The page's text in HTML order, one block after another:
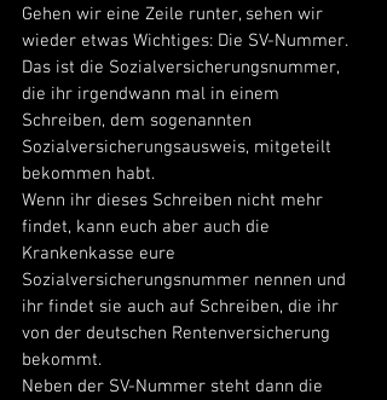
Gehen wir eine Zeile runter, sehen wir
wieder etwas Wichtiges: Die SV-Nummer.
Das ist die Sozialversicherungsnummer,
die ihr irgendwann mal in einem
Schreiben, dem sogenannten
Sozialversicherungsausweis, mitgeteilt
bekommen habt.
Wenn ihr dieses Schreiben nicht mehr
findet, kann euch aber auch die
Krankenkasse eure
Sozialversicherungsnummer nennen und
ihr findet sie auch auf Schreiben, die ihr
von der deutschen Rentenversicherung
bekommt.
Neben der SV-Nummer steht dann die